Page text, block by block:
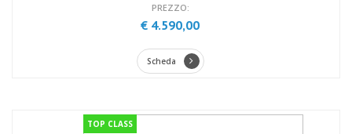
PREZZO:
€ 4.590,00
Scheda
TOP CLASS